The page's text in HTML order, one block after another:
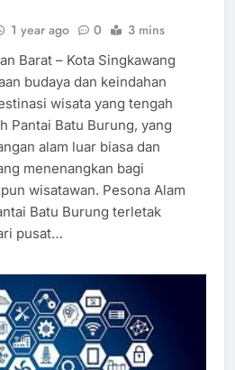
1 year ago 0 3 mins
Barat – Kota Singkawang
budaya dan keindahan
wisata yang tengah
Pantai Batu Burung, yang
alam luar biasa dan
menenangkan bagi
wisatawan. Pesona Alam
Batu Burung terletak
pusat…